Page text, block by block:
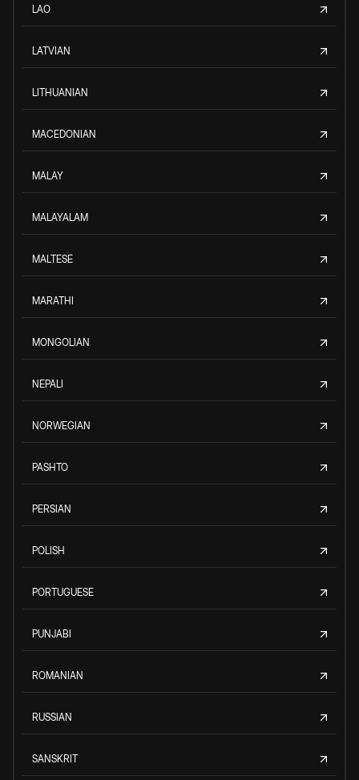
LAO
LATVIAN
LITHUANIAN
MACEDONIAN
MALAY
MALAYALAM
MALTESE
MARATHI
MONGOLIAN
NEPALI
NORWEGIAN
PASHTO
PERSIAN
POLISH
PORTUGUESE
PUNJABI
ROMANIAN
RUSSIAN
SANSKRIT